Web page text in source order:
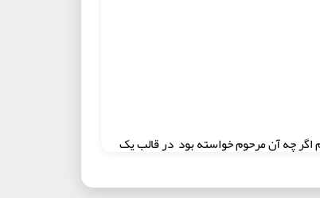
اگر چه آن مرحوم خواسته بود در قالب یک
پیچیده تر می شد...
منزل که شدم ایشان تنها گوشه اتاق